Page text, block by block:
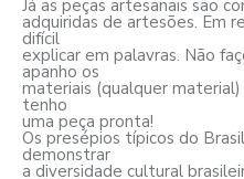
Já as peças artesanais são
adquiridas de artesões. Em
difícil
explicar em palavras. Não
apanho os
materiais (qualquer
tenho
uma peça pronta!
Os presépios típicos do
demonstrar
a diversidade cultural